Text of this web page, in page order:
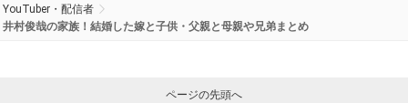
YouTuber・配信者
井村俊哉の家族！結婚した嫁と子供・父親と母親や兄弟まとめ
ページの先頭へ